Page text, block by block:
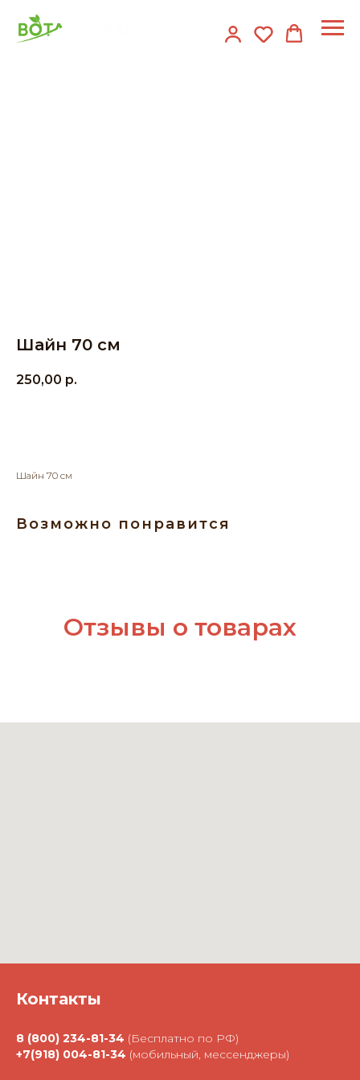
Шайн 70 см
250,00 р.
Шайн 70 см
Возможно понравится
Отзывы о товарах
Контакты
8 (800) 234-81-34 (Бесплатно по РФ)
+7(918) 004-81-34 (мобильный, мессенджеры)